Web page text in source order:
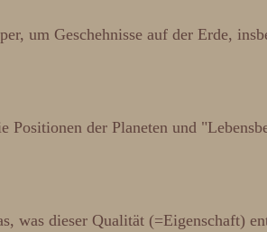
um Geschehnisse auf der Erde,
der Planeten und
was dieser Qualität (=Eigenschaft)